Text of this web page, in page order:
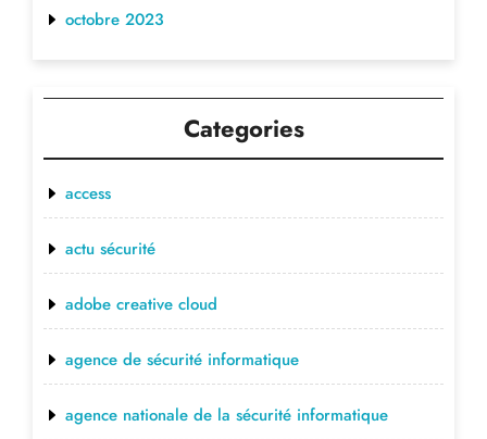
octobre 2023
Categories
access
actu sécurité
adobe creative cloud
agence de sécurité informatique
agence nationale de la sécurité informatique